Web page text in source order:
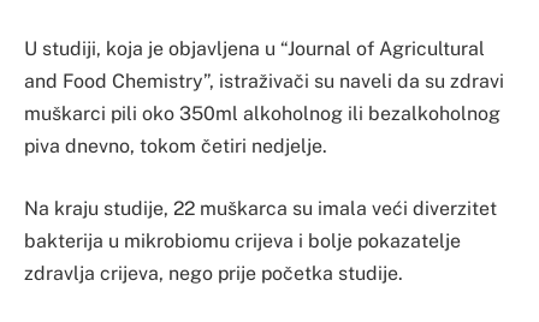
U studiji, koja je objavljena u “Journal of Agricultural
and Food Chemistry”, istraživači su naveli da su zdravi
muškarci pili oko 350ml alkoholnog ili bezalkoholnog
piva dnevno, tokom četiri nedjelje.
Na kraju studije, 22 muškarca su imala veći diverzitet
bakterija u mikrobiomu crijeva i bolje pokazatelje
zdravlja crijeva, nego prije početka studije.